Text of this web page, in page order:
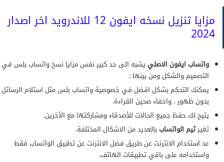
مزايا تنزيل نسخه ايفون 12 للاندرويد اخر اصدار
2024
واتساب ايفون الاصلي يشبه الى حد كبير نفس مزايا نسخ واتساب بلس في
التصميم والشكل ومن بينها :
يمكنك التحكم بشكل افضل في خصوصية واتساب بلس مثل استلام الرسائل
بدون ظهور ، واخفاء صحين القراءة.
يتيح لك حفظ جميع الحالات للأصدقاء ومشاركتها مع الأخرين.
تغيرثيم الواتساب بالعديد من الاشكال المختلفة.
عد استخدام الانترنت عن طريق فضل الانترنت عن تطبيق الواتساب فقط
واستخدامه على باقي تطبيقات الهاتف.